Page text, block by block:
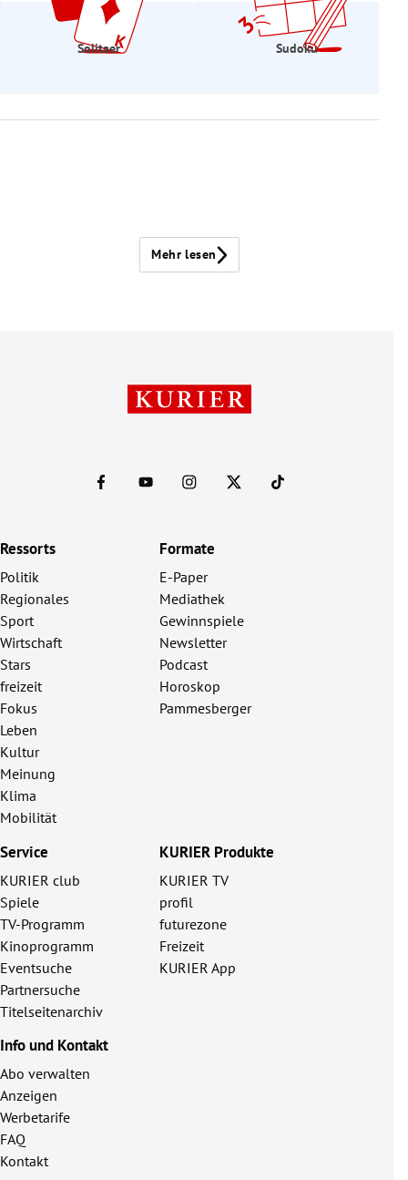
Solitaer Sudoku
Mehr lesen
Ressorts
Politik
Regionales
Sport
Wirtschaft
Stars
freizeit
Fokus
Leben
Kultur
Meinung
Klima
Mobilität
Formate
E-Paper
Mediathek
Gewinnspiele
Newsletter
Podcast
Horoskop
Pammesberger
Service
KURIER club
Spiele
TV-Programm
Kinoprogramm
Eventsuche
Partnersuche
Titelseitenarchiv
KURIER Produkte
KURIER TV
profil
futurezone
Freizeit
KURIER App
Info und Kontakt
Abo verwalten
Anzeigen
Werbetarife
FAQ
Kontakt